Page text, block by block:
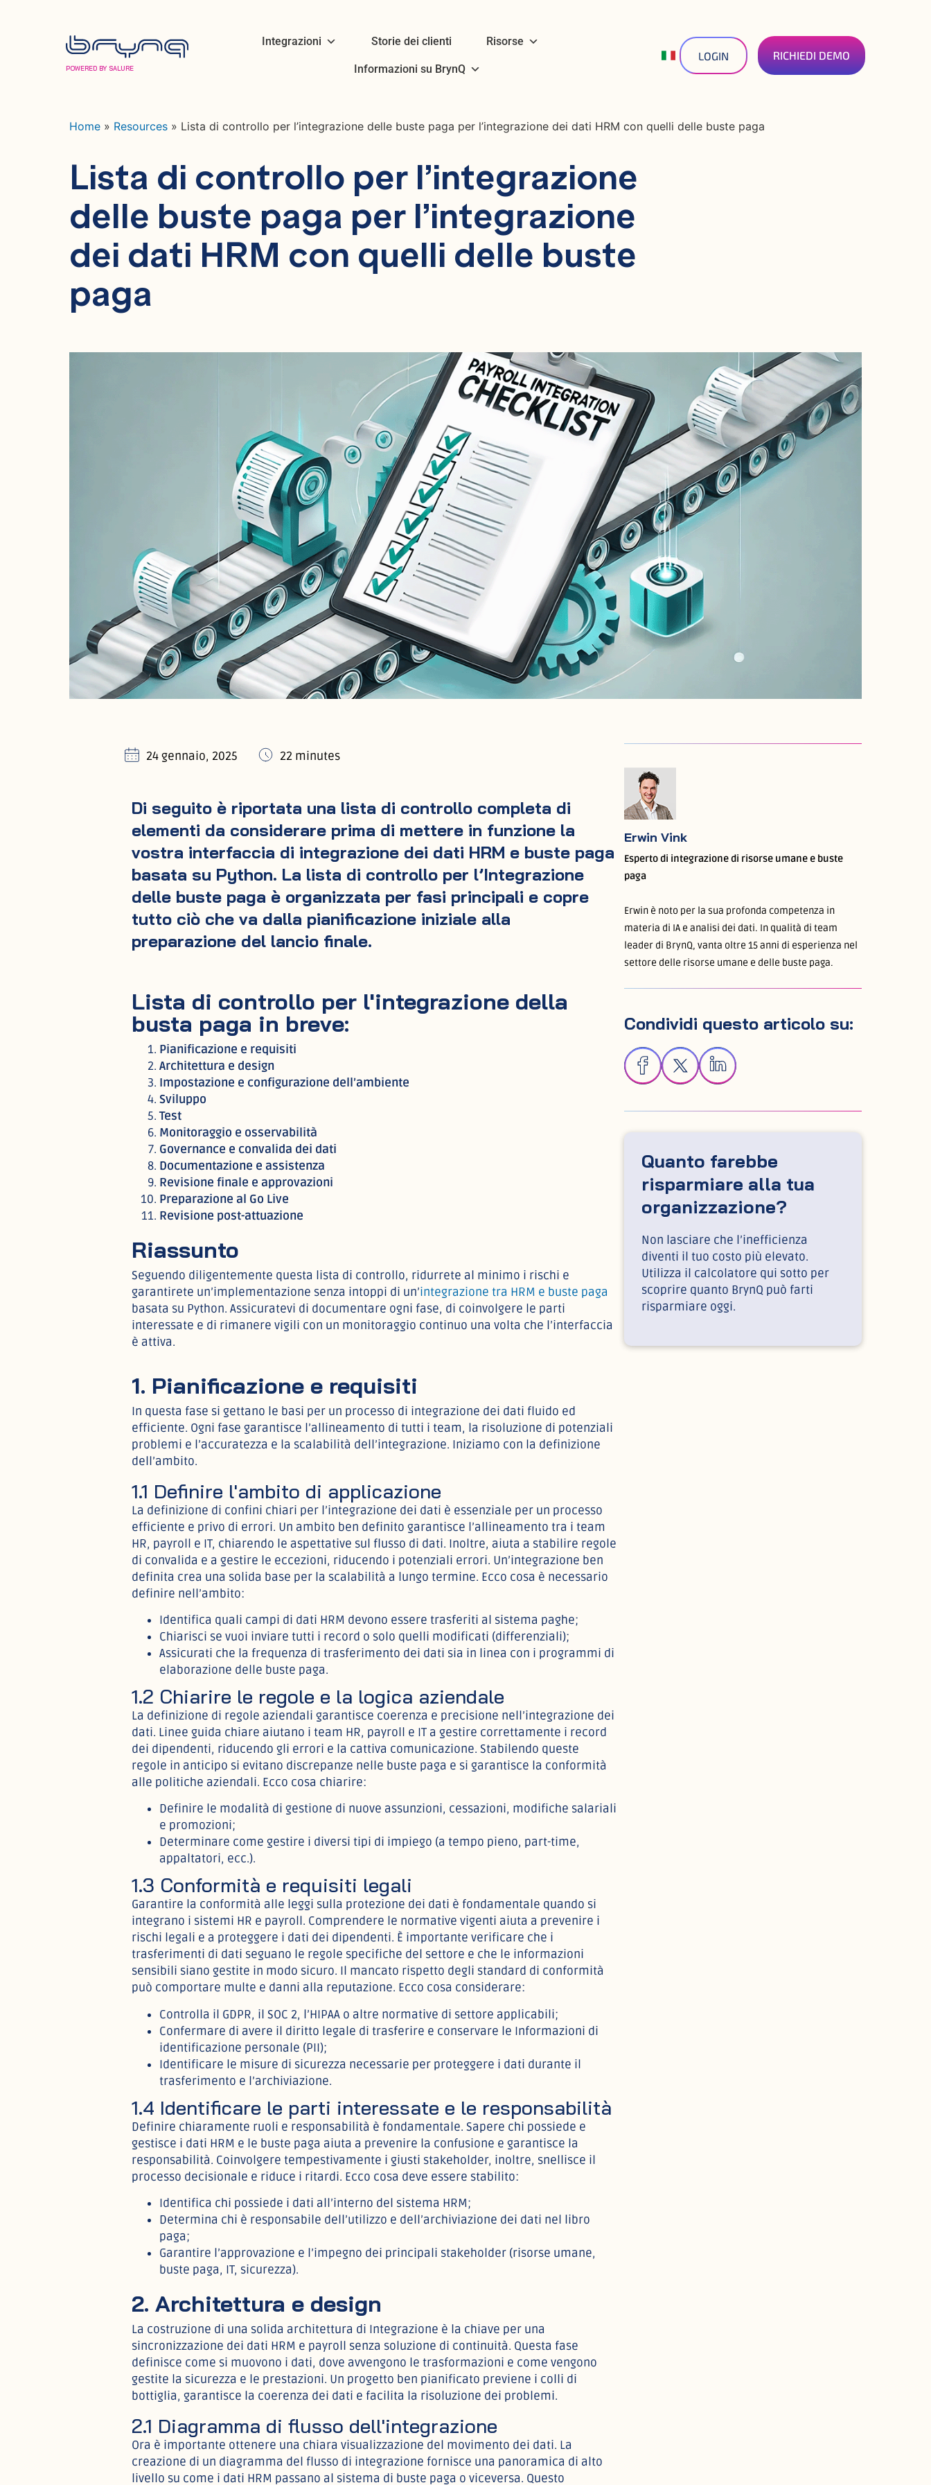
POWERED BY SALURE
Integrazioni Storie dei clienti Risorse
Informazioni su BrynQ
LOGIN RICHIEDI DEMO
Home » Resources » Lista di controllo per l’integrazione delle buste paga per l’integrazione dei dati HRM con quelli delle buste paga
Lista di controllo per l’integrazione
delle buste paga per l’integrazione
dei dati HRM con quelli delle buste
paga
24 gennaio, 2025 22 minutes
Di seguito è riportata una lista di controllo completa di
elementi da considerare prima di mettere in funzione la
vostra interfaccia di integrazione dei dati HRM e buste paga
basata su Python. La lista di controllo per l’Integrazione
delle buste paga è organizzata per fasi principali e copre
tutto ciò che va dalla pianificazione iniziale alla
preparazione del lancio finale.
Lista di controllo per l'integrazione della
busta paga in breve:
Pianificazione e requisiti
Architettura e design
Impostazione e configurazione dell’ambiente
Sviluppo
Test
Monitoraggio e osservabilità
Governance e convalida dei dati
Documentazione e assistenza
Revisione finale e approvazioni
Preparazione al Go Live
Revisione post-attuazione
Riassunto
Seguendo diligentemente questa lista di controllo, ridurrete al minimo i rischi e
garantirete un’implementazione senza intoppi di un’integrazione tra HRM e buste paga
basata su Python. Assicuratevi di documentare ogni fase, di coinvolgere le parti
interessate e di rimanere vigili con un monitoraggio continuo una volta che l’interfaccia
è attiva.
1. Pianificazione e requisiti
In questa fase si gettano le basi per un processo di integrazione dei dati fluido ed
efficiente. Ogni fase garantisce l’allineamento di tutti i team, la risoluzione di potenziali
problemi e l’accuratezza e la scalabilità dell’integrazione. Iniziamo con la definizione
dell’ambito.
1.1 Definire l'ambito di applicazione
La definizione di confini chiari per l’integrazione dei dati è essenziale per un processo
efficiente e privo di errori. Un ambito ben definito garantisce l’allineamento tra i team
HR, payroll e IT, chiarendo le aspettative sul flusso di dati. Inoltre, aiuta a stabilire regole
di convalida e a gestire le eccezioni, riducendo i potenziali errori. Un’integrazione ben
definita crea una solida base per la scalabilità a lungo termine. Ecco cosa è necessario
definire nell’ambito:
Identifica quali campi di dati HRM devono essere trasferiti al sistema paghe;
Chiarisci se vuoi inviare tutti i record o solo quelli modificati (differenziali);
Assicurati che la frequenza di trasferimento dei dati sia in linea con i programmi di
elaborazione delle buste paga.
1.2 Chiarire le regole e la logica aziendale
La definizione di regole aziendali garantisce coerenza e precisione nell’integrazione dei
dati. Linee guida chiare aiutano i team HR, payroll e IT a gestire correttamente i record
dei dipendenti, riducendo gli errori e la cattiva comunicazione. Stabilendo queste
regole in anticipo si evitano discrepanze nelle buste paga e si garantisce la conformità
alle politiche aziendali. Ecco cosa chiarire:
Definire le modalità di gestione di nuove assunzioni, cessazioni, modifiche salariali
e promozioni;
Determinare come gestire i diversi tipi di impiego (a tempo pieno, part-time,
appaltatori, ecc.).
1.3 Conformità e requisiti legali
Garantire la conformità alle leggi sulla protezione dei dati è fondamentale quando si
integrano i sistemi HR e payroll. Comprendere le normative vigenti aiuta a prevenire i
rischi legali e a proteggere i dati dei dipendenti. È importante verificare che i
trasferimenti di dati seguano le regole specifiche del settore e che le informazioni
sensibili siano gestite in modo sicuro. Il mancato rispetto degli standard di conformità
può comportare multe e danni alla reputazione. Ecco cosa considerare:
Controlla il GDPR, il SOC 2, l’HIPAA o altre normative di settore applicabili;
Confermare di avere il diritto legale di trasferire e conservare le Informazioni di
identificazione personale (PII);
Identificare le misure di sicurezza necessarie per proteggere i dati durante il
trasferimento e l’archiviazione.
1.4 Identificare le parti interessate e le responsabilità
Definire chiaramente ruoli e responsabilità è fondamentale. Sapere chi possiede e
gestisce i dati HRM e le buste paga aiuta a prevenire la confusione e garantisce la
responsabilità. Coinvolgere tempestivamente i giusti stakeholder, inoltre, snellisce il
processo decisionale e riduce i ritardi. Ecco cosa deve essere stabilito:
Identifica chi possiede i dati all’interno del sistema HRM;
Determina chi è responsabile dell’utilizzo e dell’archiviazione dei dati nel libro
paga;
Garantire l’approvazione e l’impegno dei principali stakeholder (risorse umane,
buste paga, IT, sicurezza).
2. Architettura e design
La costruzione di una solida architettura di Integrazione è la chiave per una
sincronizzazione dei dati HRM e payroll senza soluzione di continuità. Questa fase
definisce come si muovono i dati, dove avvengono le trasformazioni e come vengono
gestite la sicurezza e le prestazioni. Un progetto ben pianificato previene i colli di
bottiglia, garantisce la coerenza dei dati e facilita la risoluzione dei problemi.
2.1 Diagramma di flusso dell'integrazione
Ora è importante ottenere una chiara visualizzazione del movimento dei dati. La
creazione di un diagramma del flusso di integrazione fornisce una panoramica di alto
livello su come i dati HRM passano al sistema di buste paga o viceversa. Questo
Erwin Vink
Esperto di integrazione di risorse umane e buste
paga
Erwin è noto per la sua profonda competenza in
materia di IA e analisi dei dati. In qualità di team
leader di BrynQ, vanta oltre 15 anni di esperienza nel
settore delle risorse umane e delle buste paga.
Condividi questo articolo su:
Quanto farebbe
risparmiare alla tua
organizzazione?
Non lasciare che l’inefficienza
diventi il tuo costo più elevato.
Utilizza il calcolatore qui sotto per
scoprire quanto BrynQ può farti
risparmiare oggi.